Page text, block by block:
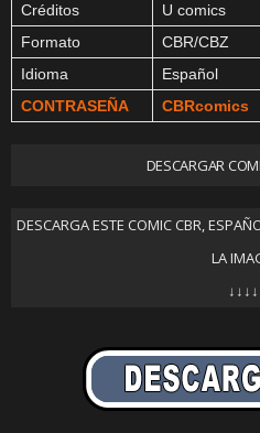
Créditos
U comics
Formato
CBR/CBZ
Idioma
Español
CONTRASEÑA
CBRcomics
DESCARGAR
DESCARGA ESTE COMIC CBR,
LA